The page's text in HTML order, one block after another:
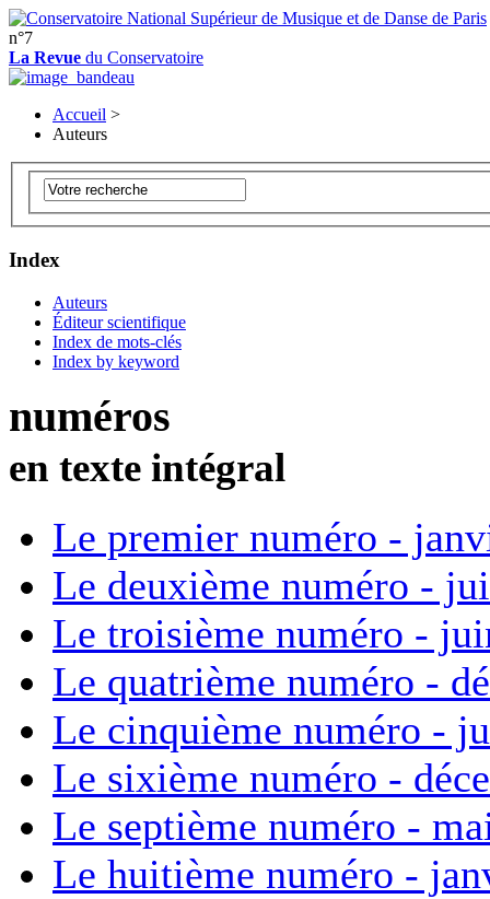
n°7
La Revue du Conservatoire
Accueil >
Auteurs
Index
Auteurs
Éditeur scientifique
Index de mots-clés
Index by keyword
numéros
en texte intégral
Le premier numéro -
Le deuxième numéro -
Le troisième numéro -
Le quatrième numéro -
Le cinquième numéro -
Le sixième numéro -
Le septième numéro -
Le huitième numéro -